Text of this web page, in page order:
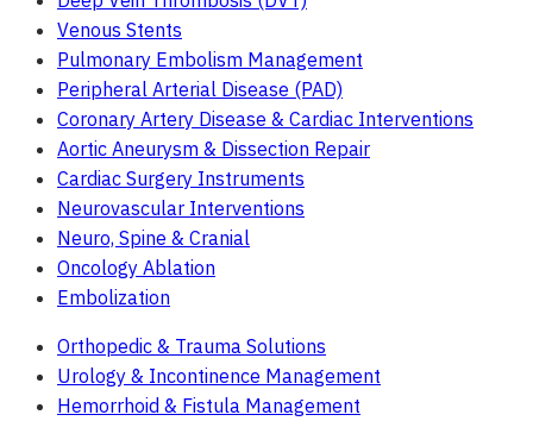
Venous Stents
Pulmonary Embolism Management
Peripheral Arterial Disease (PAD)
Coronary Artery Disease & Cardiac Interventions
Aortic Aneurysm & Dissection Repair
Cardiac Surgery Instruments
Neurovascular Interventions
Neuro, Spine & Cranial
Oncology Ablation
Embolization
Orthopedic & Trauma Solutions
Urology & Incontinence Management
Hemorrhoid & Fistula Management